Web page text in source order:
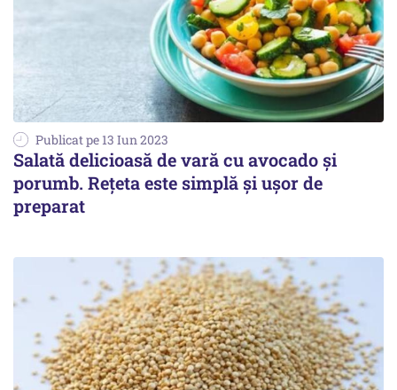
Publicat pe 13 Iun 2023
Salată delicioasă de vară cu avocado și
porumb. Rețeta este simplă și ușor de
preparat